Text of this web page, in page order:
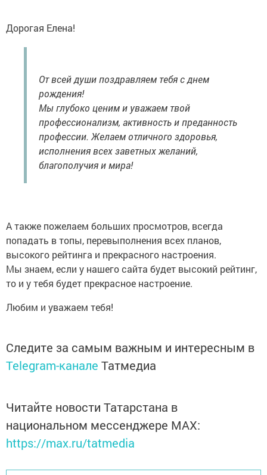
Дорогая Елена!
От всей души поздравляем тебя с днем
рождения!
Мы глубоко ценим и уважаем твой
профессионализм, активность и преданность
профессии. Желаем отличного здоровья,
исполнения всех заветных желаний,
благополучия и мира!
А также пожелаем больших просмотров, всегда
попадать в топы, перевыполнения всех планов,
высокого рейтинга и прекрасного настроения.
Мы знаем, если у нашего сайта будет высокий рейтинг,
то и у тебя будет прекрасное настроение.
Любим и уважаем тебя!
Следите за самым важным и интересным в
Telegram-канале Татмедиа
Читайте новости Татарстана в
национальном мессенджере MАХ:
https://max.ru/tatmedia